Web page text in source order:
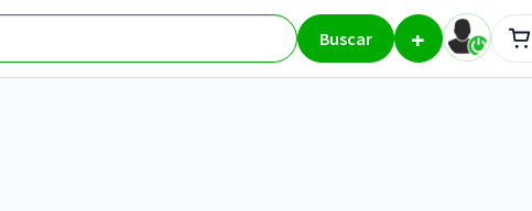
Buscar +
P02-000-002H – Phlips (TV / Monitor) – extraído de TV philips